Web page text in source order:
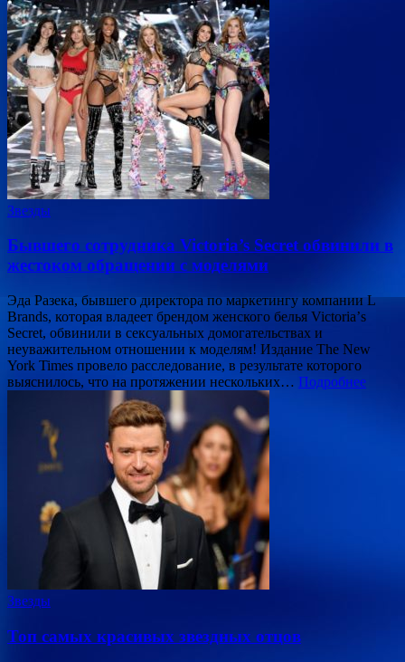
Звезды
Бывшего сотрудника Victoria’s Secret обвинили в
жестоком обращении с моделями
Эда Разека, бывшего директора по маркетингу компании L
Brands, которая владеет брендом женского белья Victoriaʼs
Secret, обвинили в сексуальных домогательствах и
неуважительном отношении к моделям! Издание The New
York Times провело расследование, в результате которого
выяснилось, что на протяжении нескольких… Подробнее
Звезды
Топ самых красивых звездных отцов